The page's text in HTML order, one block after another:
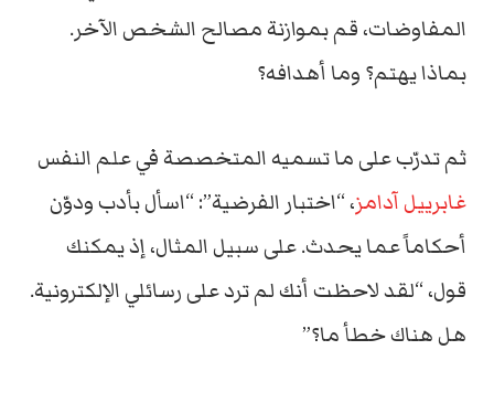
المفاوضات، قم بموازنة مصالح الشخص الآخر.
بماذا يهتم؟ وما أهدافه؟
ثم تدرّب على ما تسميه المتخصصة في علم النفس
غابرييل آدامز، “اختبار الفرضية”: “اسأل بأدب ودوّن
أحكاماً عما يحدث. على سبيل المثال، إذ يمكنك
قول، “لقد لاحظت أنك لم ترد على رسائلي الإلكترونية.
هل هناك خطأ ما؟”